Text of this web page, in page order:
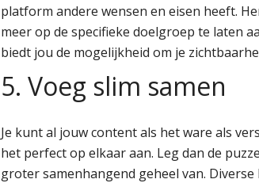
platform andere wensen en eisen heeft.
meer op de specifieke doelgroep te laten
biedt jou de mogelijkheid om je
5. Voeg slim samen
Je kunt al jouw content als het ware als
het perfect op elkaar aan. Leg dan de
groter samenhangend geheel van.